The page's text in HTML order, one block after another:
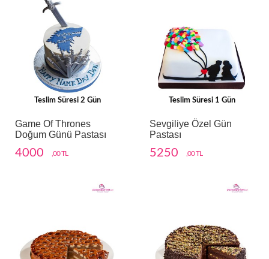
Teslim Süresi 2 Gün
Game Of Thrones
Doğum Günü Pastası
4000 ,00 TL
Teslim Süresi 1 Gün
Sevgiliye Özel Gün
Pastası
5250 ,00 TL